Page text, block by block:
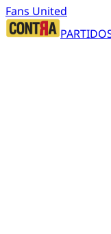
Fans United